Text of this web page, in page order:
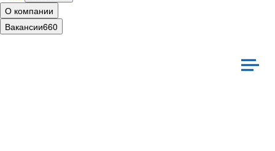
О компании
Вакансии660